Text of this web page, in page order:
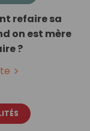
refaire sa
on est mère
?